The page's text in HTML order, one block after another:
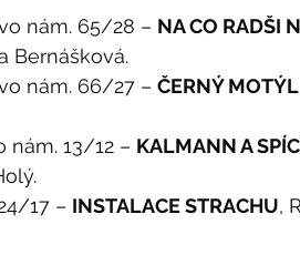
nám. 65/28 – NA CO RADŠI
Bernášková.
nám. 66/27 – ČERNÝ MOTÝL
nám. 13/12 – KALMANN A
17 – INSTALACE STRACHU,